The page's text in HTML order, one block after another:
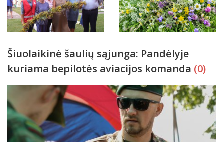
Šiuolaikinė šaulių sąjunga: Pandėlyje
kuriama bepilotės aviacijos komanda (0)